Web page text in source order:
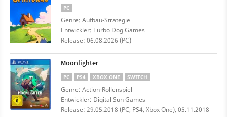
PC
Genre: Aufbau-Strategie
Entwickler: Turbo Dog Games
Release: 06.08.2026 (PC)
Moonlighter
PC PS4 XBOX ONE SWITCH
Genre: Action-Rollenspiel
Entwickler: Digital Sun Games
Release: 29.05.2018 (PC, PS4, Xbox One), 05.11.2018